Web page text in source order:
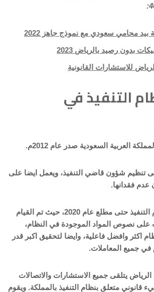
:
محامي سعودي مع نموذج جاهز 2022
بدون رصيد بالرياض 2023
للاستشارات القانونية
التنفيذ في
العربية السعودية صدر عام 2012م.
تنظيم شؤون قاضي التنفيذ، ويعمل ايضا على
فقدانها.
في نظام التنفيذ حتى مطلع عام 2020، حيث تم القيام
على نصوص المواد الموجودة في النظام،
اكثر وافضل فاعلية، وايضا لتحقيق اكبر قدر
في جميع المعاملات.
يتلقى جميع الاستشارات والاتصالات
قانوني متعلق بنظام التنفيذ بالمملكة. ويقوم